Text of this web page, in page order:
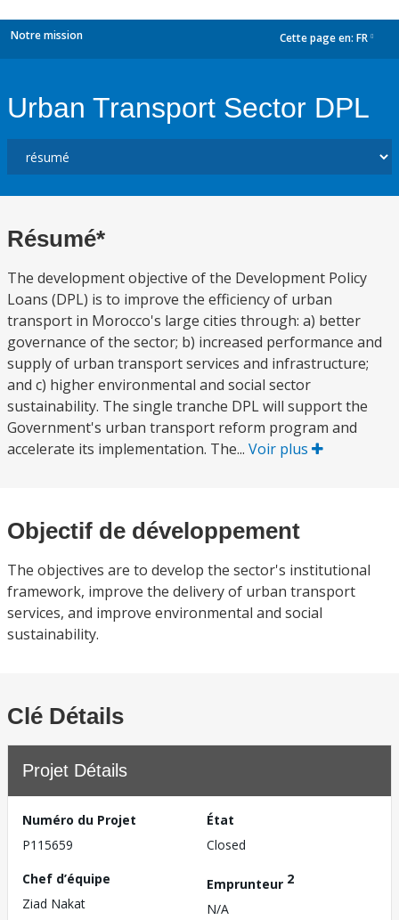
Notre mission Cette page en: FR
Urban Transport Sector DPL
Résumé*
The development objective of the Development Policy
Loans (DPL) is to improve the efficiency of urban
transport in Morocco's large cities through: a) better
governance of the sector; b) increased performance and
supply of urban transport services and infrastructure;
and c) higher environmental and social sector
sustainability. The single tranche DPL will support the
Government's urban transport reform program and
accelerate its implementation. The... Voir plus
Objectif de développement
The objectives are to develop the sector's institutional
framework, improve the delivery of urban transport
services, and improve environmental and social
sustainability.
Clé Détails
Projet Détails
Numéro du Projet
P115659
État
Closed
Chef d’équipe
Ziad Nakat
Emprunteur 2
N/A